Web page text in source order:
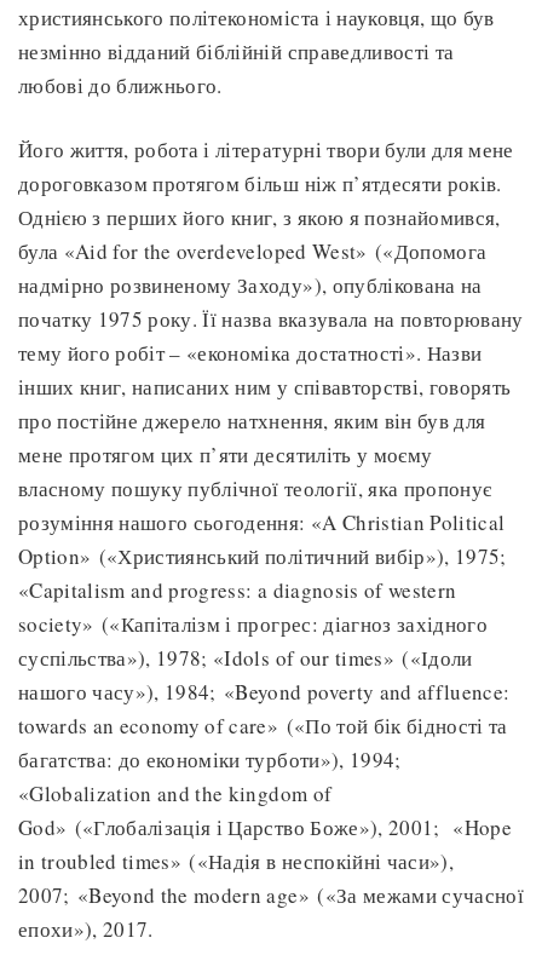
християнського політекономіста і науковця, що був
незмінно відданий біблійній справедливості та
любові до ближнього.
Його життя, робота і літературні твори були для мене
дороговказом протягом більш ніж п’ятдесяти років.
Однією з перших його книг, з якою я познайомився,
була «Aid for the overdeveloped West» («Допомога
надмірно розвиненому Заходу»), опублікована на
початку 1975 року. Її назва вказувала на повторювану
тему його робіт – «економіка достатності». Назви
інших книг, написаних ним у співавторстві, говорять
про постійне джерело натхнення, яким він був для
мене протягом цих п’яти десятиліть у моєму
власному пошуку публічної теології, яка пропонує
розуміння нашого сьогодення: «A Christian Political
Option» («Християнський політичний вибір»), 1975;
«Capitalism and progress: a diagnosis of western
society» («Капіталізм і прогрес: діагноз західного
суспільства»), 1978; «Idols of our times» («Ідоли
нашого часу»), 1984; «Beyond poverty and affluence:
towards an economy of care» («По той бік бідності та
багатства: до економіки турботи»), 1994;
«Globalization and the kingdom of
God» («Глобалізація і Царство Боже»), 2001; «Hope
in troubled times» («Надія в неспокійні часи»),
2007; «Beyond the modern age» («За межами сучасної
епохи»), 2017.